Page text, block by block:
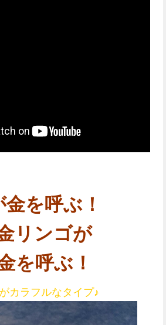
を呼ぶ！
リンゴが
を呼ぶ！
カラフルなタイプ♪